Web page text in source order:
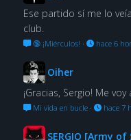
Ese partido sí me lo
club.
🔞 ¡Miérculos! · hace 6
Oiher
¡Gracias, Sergio! Me
Mi vida en bucle· hace 7
SERGIO [Army